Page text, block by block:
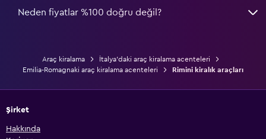
Neden fiyatlar %100 doğru değil?
Araç kiralama
İtalya'daki araç kiralama acenteleri
Emilia-Romagnaki araç kiralama acenteleri
Rimini kiralık araçları
Şirket
Hakkında